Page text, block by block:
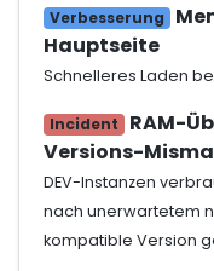
Verbesserung
Hauptseite
Schnelleres Laden
Incident
RAM-
Versions-
DEV-Instanzen
nach unerwartetem
kompatible Version